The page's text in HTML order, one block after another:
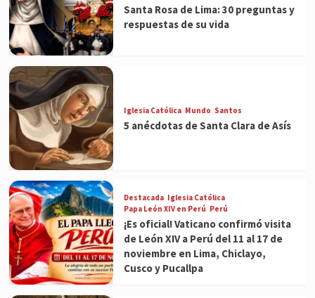
Santa Rosa de Lima: 30 preguntas y
respuestas de su vida
Iglesia Católica Mundo Santos
5 anécdotas de Santa Clara de Asís
Destacada Iglesia Católica
Papa León XIV en Perú Perú
¡Es oficial! Vaticano confirmó visita
de León XIV a Perú del 11 al 17 de
noviembre en Lima, Chiclayo,
Cusco y Pucallpa